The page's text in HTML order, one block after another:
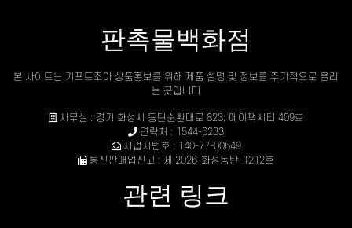
판촉물백화점
본 사이트는 기프트조아 상품홍보를 위해 제품 설명 및 정보를 주기적으로 올리
는 곳입니다
사무실 : 경기 화성시 동탄순환대로 823, 에이팩시티 409호
연락처 : 1544-6233
사업자번호 : 140-77-00649
통신판매업신고 : 제 2026-화성동탄-1212호
관련 링크